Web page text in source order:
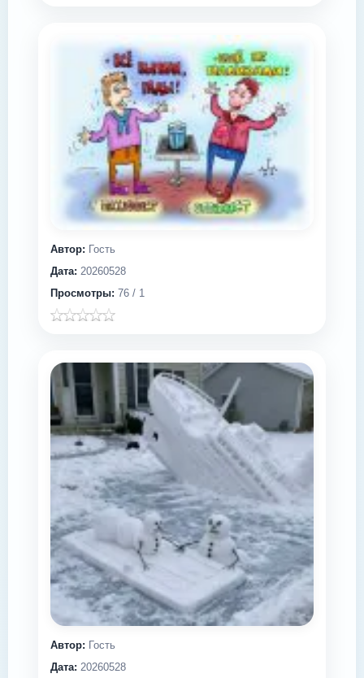
Автор: Гость
Дата: 20260528
Просмотры: 76 / 1
Автор: Гость
Дата: 20260528